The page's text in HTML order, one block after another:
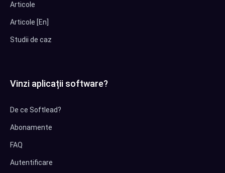
Articole
Articole [En]
Studii de caz
Vinzi aplicații software?
De ce Softlead?
Abonamente
FAQ
Autentificare